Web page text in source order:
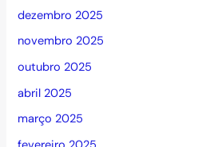
dezembro 2025
novembro 2025
outubro 2025
abril 2025
março 2025